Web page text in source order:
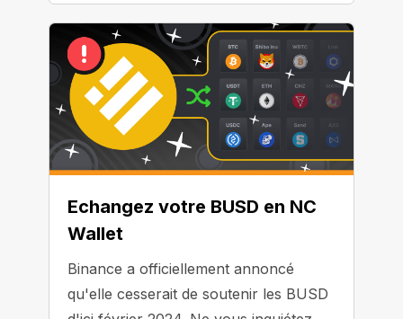
Dans tous les cas, vos fonds reste en
sécurité.
Echangez votre BUSD en NC
Wallet
Binance a officiellement annoncé
qu'elle cesserait de soutenir les BUSD